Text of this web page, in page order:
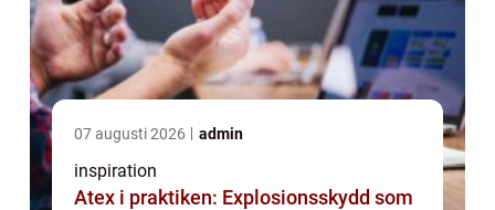
07 augusti 2026 admin
inspiration
Atex i praktiken: Explosionsskydd som